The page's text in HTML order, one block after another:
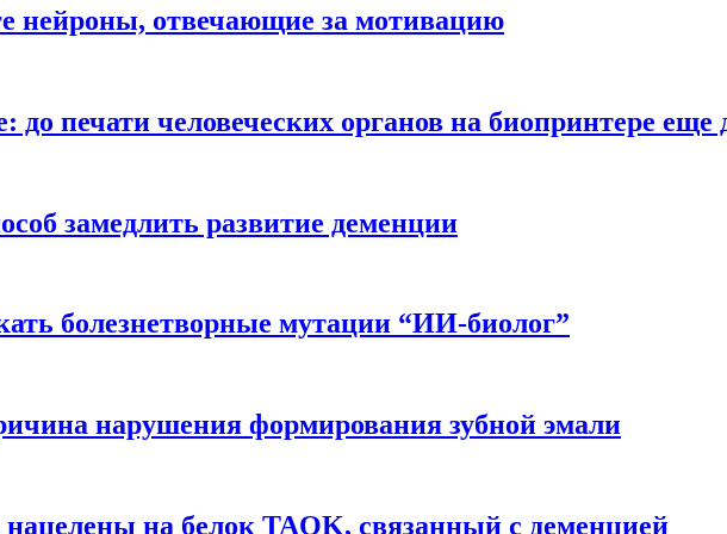
нейроны, отвечающие за мотивацию
до печати человеческих органов на биопринтере еще
замедлить развитие деменции
болезнетворные мутации “ИИ-биолог”
нарушения формирования зубной эмали
на белок TAOK, связанный с деменцией